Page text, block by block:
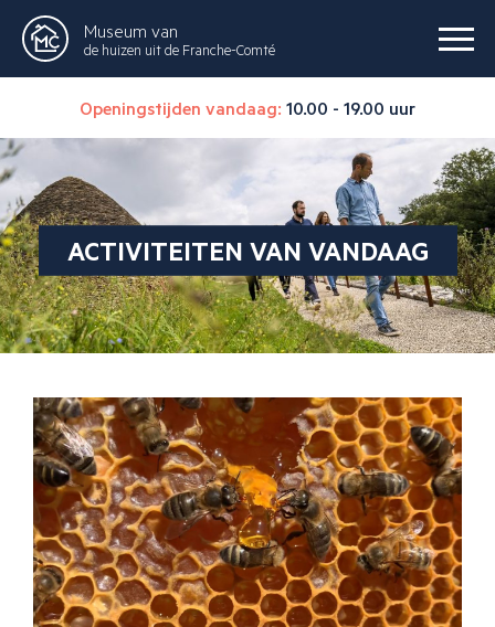
Museum van
de huizen uit de Franche-Comté
Openingstijden vandaag: 10.00 - 19.00 uur
ACTIVITEITEN VAN VANDAAG